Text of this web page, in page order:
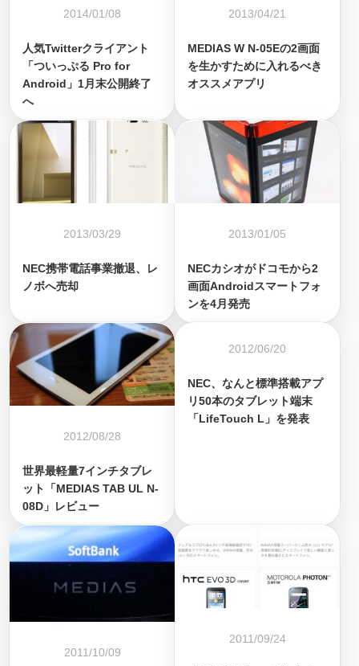
2014/01/08
人気Twitterクライアント
「ついっぷる Pro for
Android」1月末公開終了
へ
2013/04/21
MEDIAS W N-05Eの2画面
を生かすために入れるべき
オススメアプリ
2013/03/29
NEC携帯電話事業撤退、レ
ノボへ売却
2013/01/05
NECカシオがドコモから2
画面Androidスマートフォ
ンを4月発売
2012/08/28
世界最軽量7インチタブレ
ット「MEDIAS TAB UL N-
08D」レビュー
2012/06/20
NEC、なんと標準搭載アプ
リ50本のタブレット端末
「LifeTouch L」を発表
2011/10/09
2011/09/24